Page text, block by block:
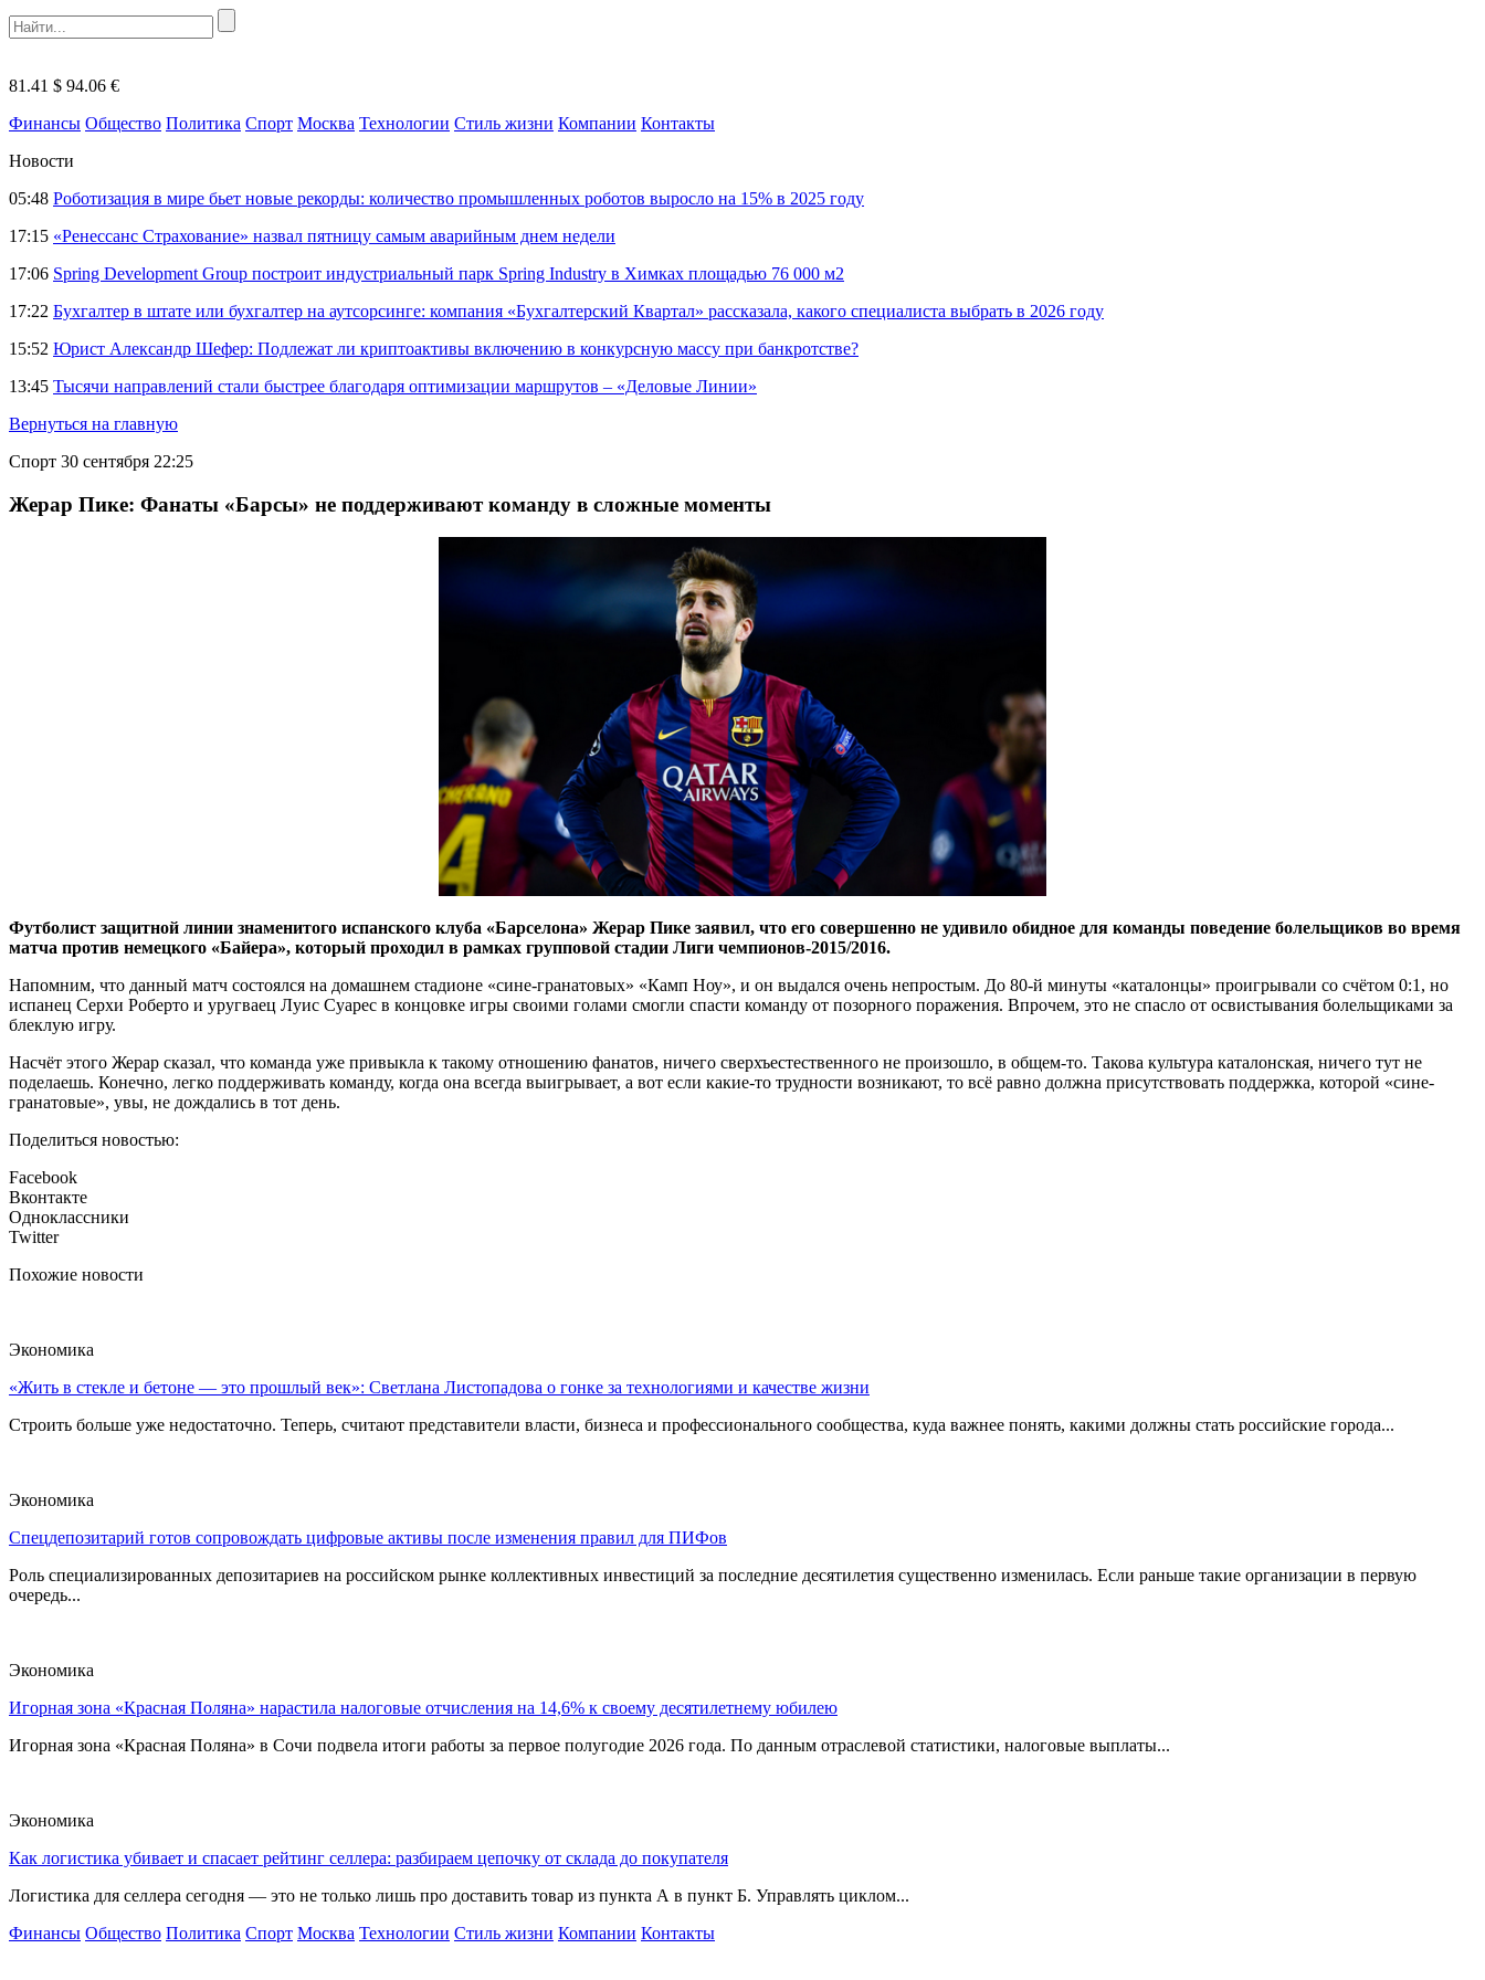
81.41 $ 94.06 €
Финансы Общество Политика Спорт Москва Технологии Стиль жизни Компании Контакты
Новости
05:48 Роботизация в мире бьет новые рекорды: количество промышленных роботов выросло на 15% в 2025 году
17:15 «Ренессанс Страхование» назвал пятницу самым аварийным днем недели
17:06 Spring Development Group построит индустриальный парк Spring Industry в Химках площадью 76 000 м2
17:22 Бухгалтер в штате или бухгалтер на аутсорсинге: компания «Бухгалтерский Квартал» рассказала, какого специалиста выбрать в 2026 году
15:52 Юрист Александр Шефер: Подлежат ли криптоактивы включению в конкурсную массу при банкротстве?
13:45 Тысячи направлений стали быстрее благодаря оптимизации маршрутов – «Деловые Линии»
Вернуться на главную
Спорт 30 сентября 22:25
Жерар Пике: Фанаты «Барсы» не поддерживают команду в сложные моменты
Футболист защитной линии знаменитого испанского клуба «Барселона» Жерар Пике заявил, что его совершенно не удивило обидное для команды поведение болельщиков во время
матча против немецкого «Байера», который проходил в рамках групповой стадии Лиги чемпионов-2015/2016.
Напомним, что данный матч состоялся на домашнем стадионе «сине-гранатовых» «Камп Ноу», и он выдался очень непростым. До 80-й минуты «каталонцы» проигрывали со счётом 0:1, но
испанец Серхи Роберто и уругваец Луис Суарес в концовке игры своими голами смогли спасти команду от позорного поражения. Впрочем, это не спасло от освистывания болельщиками за
блеклую игру.
Насчёт этого Жерар сказал, что команда уже привыкла к такому отношению фанатов, ничего сверхъестественного не произошло, в общем-то. Такова культура каталонская, ничего тут не
поделаешь. Конечно, легко поддерживать команду, когда она всегда выигрывает, а вот если какие-то трудности возникают, то всё равно должна присутствовать поддержка, которой «сине-
гранатовые», увы, не дождались в тот день.
Поделиться новостью:
Facebook
Вконтакте
Одноклассники
Twitter
Похожие новости
Экономика
«Жить в стекле и бетоне — это прошлый век»: Светлана Листопадова о гонке за технологиями и качестве жизни
Строить больше уже недостаточно. Теперь, считают представители власти, бизнеса и профессионального сообщества, куда важнее понять, какими должны стать российские города...
Экономика
Спецдепозитарий готов сопровождать цифровые активы после изменения правил для ПИФов
Роль специализированных депозитариев на российском рынке коллективных инвестиций за последние десятилетия существенно изменилась. Если раньше такие организации в первую
очередь...
Экономика
Игорная зона «Красная Поляна» нарастила налоговые отчисления на 14,6% к своему десятилетнему юбилею
Игорная зона «Красная Поляна» в Сочи подвела итоги работы за первое полугодие 2026 года. По данным отраслевой статистики, налоговые выплаты...
Экономика
Как логистика убивает и спасает рейтинг селлера: разбираем цепочку от склада до покупателя
Логистика для селлера сегодня — это не только лишь про доставить товар из пункта А в пункт Б. Управлять циклом...
Финансы Общество Политика Спорт Москва Технологии Стиль жизни Компании Контакты